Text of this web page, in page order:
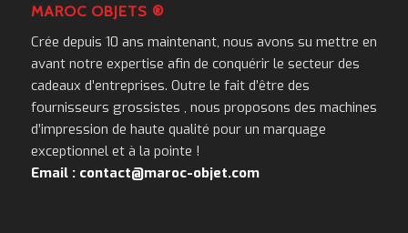
MAROC OBJETS ®
Crée depuis 10 ans maintenant, nous avons su mettre en
avant notre expertise afin de conquérir le secteur des
cadeaux d’entreprises. Outre le fait d’être des
fournisseurs grossistes , nous proposons des machines
d’impression de haute qualité pour un marquage
exceptionnel et à la pointe !
Email : contact@maroc-objet.com